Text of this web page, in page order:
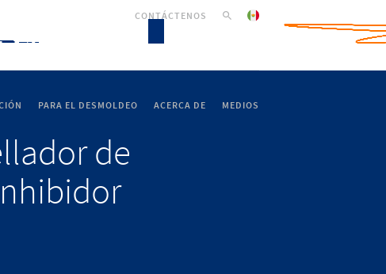
PARA EL DESMOLDEO ACERCA DE MEDIOS
CONTÁCTENOS
de